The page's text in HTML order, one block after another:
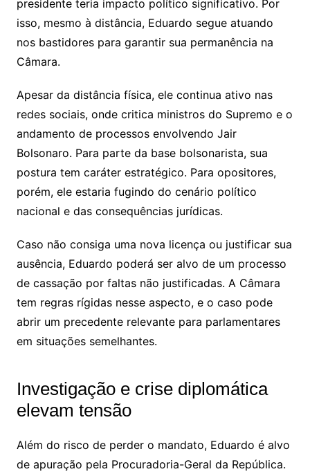
presidente teria impacto político significativo. Por
isso, mesmo à distância, Eduardo segue atuando
nos bastidores para garantir sua permanência na
Câmara.
Apesar da distância física, ele continua ativo nas
redes sociais, onde critica ministros do Supremo e o
andamento de processos envolvendo Jair
Bolsonaro. Para parte da base bolsonarista, sua
postura tem caráter estratégico. Para opositores,
porém, ele estaria fugindo do cenário político
nacional e das consequências jurídicas.
Caso não consiga uma nova licença ou justificar sua
ausência, Eduardo poderá ser alvo de um processo
de cassação por faltas não justificadas. A Câmara
tem regras rígidas nesse aspecto, e o caso pode
abrir um precedente relevante para parlamentares
em situações semelhantes.
Investigação e crise diplomática
elevam tensão
Além do risco de perder o mandato, Eduardo é alvo
de apuração pela Procuradoria-Geral da República.